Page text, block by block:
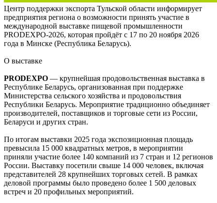
Центр поддержки экспорта Тульской области информирует
предприятия региона о возможности принять участие в
международной выставке пищевой промышленности
PRODEXPO-2026, которая пройдёт с 17 по 20 ноября 2026
года в Минске (Республика Беларусь).
О выставке
PRODEXPO — крупнейшая продовольственная выставка в
Республике Беларусь, организованная при поддержке
Министерства сельского хозяйства и продовольствия
Республики Беларусь. Мероприятие традиционно объединяет
производителей, поставщиков и торговые сети из России,
Беларуси и других стран.
По итогам выставки 2025 года экспозиционная площадь
превысила 15 000 квадратных метров, в мероприятии
приняли участие более 140 компаний из 7 стран и 12 регионов
России. Выставку посетили свыше 14 000 человек, включая
представителей 28 крупнейших торговых сетей. В рамках
деловой программы было проведено более 1 500 деловых
встреч и 20 профильных мероприятий.